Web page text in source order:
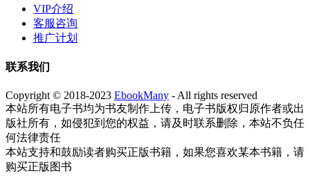
VIP介绍
客服咨询
推广计划
联系我们
Copyright © 2018-2023 EbookMany - All rights reserved
本站所有电子书均为书友制作上传，电子书版权归原作者或出
版社所有，如侵犯到您的权益，请及时联系删除，本站不负任
何法律责任
本站支持和鼓励读者购买正版书籍，如果您喜欢某本书籍，请
购买正版图书